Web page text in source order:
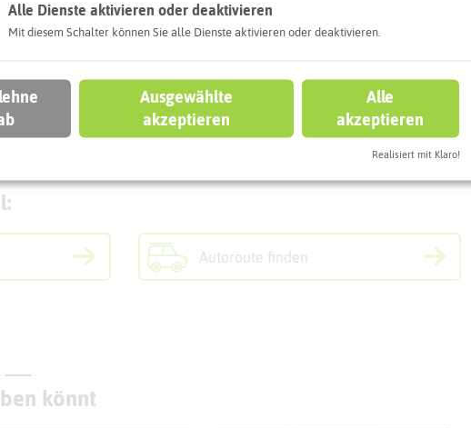
Autoroute finden
könnt
Alle Dienste aktivieren oder deaktivieren
Mit diesem Schalter können Sie alle Dienste aktivieren oder deaktivieren.
Ausgewählte
akzeptieren
Alle
akzeptieren
Realisiert mit Klaro!